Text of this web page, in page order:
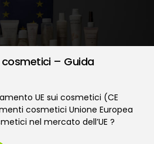
cosmetici – Guida
UE sui cosmetici (CE
cosmetici Unione Europea
nel mercato dell’UE ?